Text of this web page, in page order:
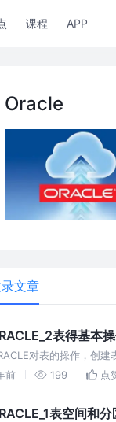
课程 APP
Oracle
文章
表得基本
对表的操作，创建
前
199 点
表空间和分